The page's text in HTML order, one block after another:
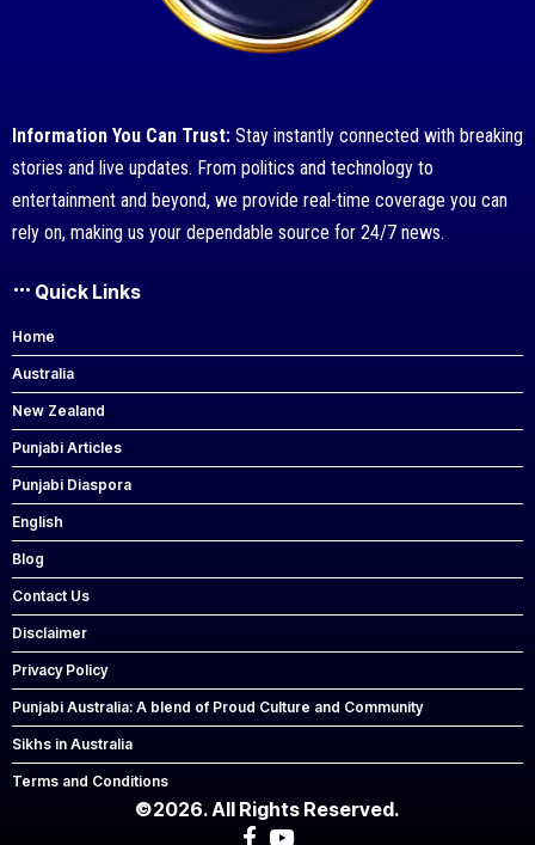
Information You Can Trust: Stay instantly connected with breaking
stories and live updates. From politics and technology to
entertainment and beyond, we provide real-time coverage you can
rely on, making us your dependable source for 24/7 news.
Quick Links
Home
Australia
New Zealand
Punjabi Articles
Punjabi Diaspora
English
Blog
Contact Us
Disclaimer
Privacy Policy
Punjabi Australia: A blend of Proud Culture and Community
Sikhs in Australia
Terms and Conditions
©2026. All Rights Reserved.